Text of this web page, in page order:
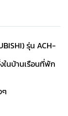
รุ่น ACH-
ในบ้านเรือนที่พัก
ๆ